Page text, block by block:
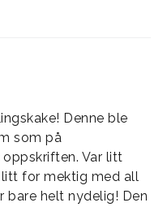
Denne ble
som på
Var litt
for mektig med all
bare helt nydelig! Den